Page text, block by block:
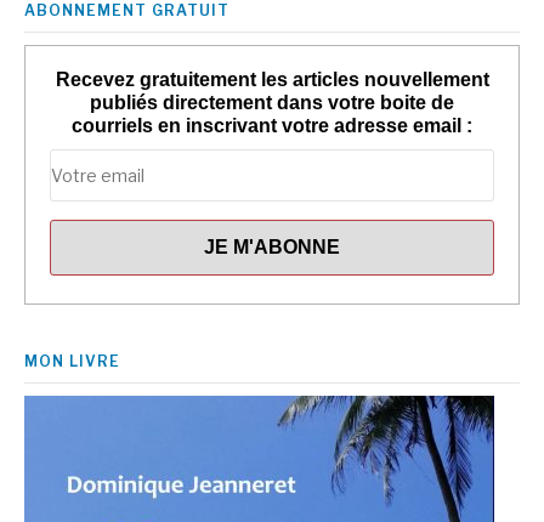
ABONNEMENT GRATUIT
Recevez gratuitement les articles nouvellement
publiés directement dans votre boite de
courriels en inscrivant votre adresse email :
MON LIVRE